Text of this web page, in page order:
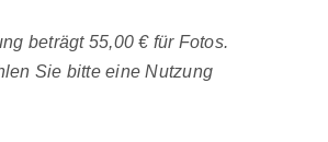
beträgt 55,00 € für Fotos.
Sie bitte eine Nutzung